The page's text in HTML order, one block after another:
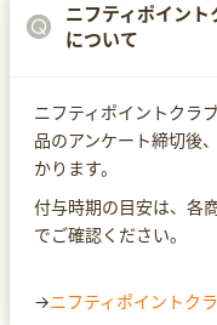
ニフティポイン
について
ニフティポイントクラ
品のアンケート締切後
かります。
付与時期の目安は、各
でご確認ください。
→ニフティポイントク